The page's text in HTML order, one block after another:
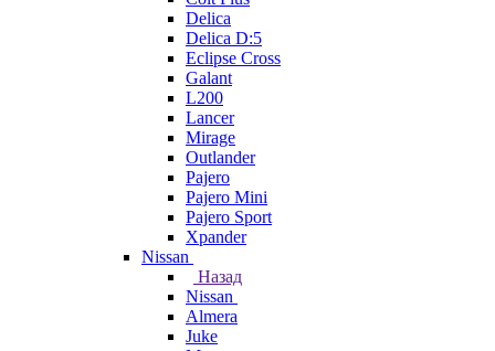
Delica
Delica D:5
Eclipse Cross
Galant
L200
Lancer
Mirage
Outlander
Pajero
Pajero Mini
Pajero Sport
Xpander
Nissan
Назад
Nissan
Almera
Juke